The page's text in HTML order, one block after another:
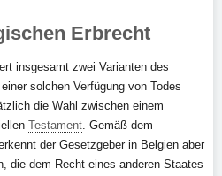
Erbrecht
insgesamt zwei Varianten des
solchen Verfügung von Todes
die Wahl zwischen einem
Testament. Gemäß dem
der Gesetzgeber in Belgien aber
die dem Recht eines anderen Staates